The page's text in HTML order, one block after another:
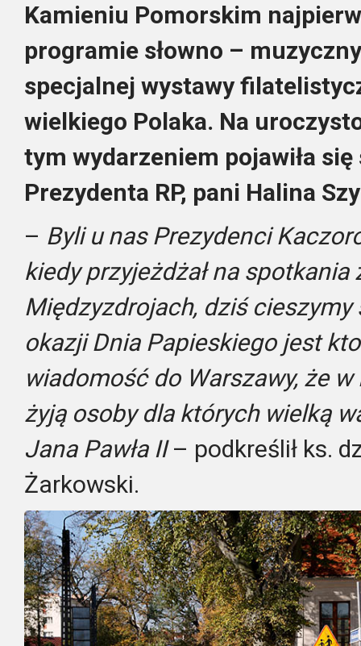
Kamieniu Pomorskim
programie słowno –
specjalnej wystawy
wielkiego Polaka. Na
tym wydarzeniem pojawiła
Prezydenta RP, pani Halina
– Byli u nas Prezydenci
kiedy przyjeżdżał na spotkania
Międzyzdrojach, dziś
okazji Dnia Papieskiego jest
wiadomość do Warszawy, że
żyją osoby dla których wielką
Jana Pawła II– podkreślił ks.
Żarkowski.